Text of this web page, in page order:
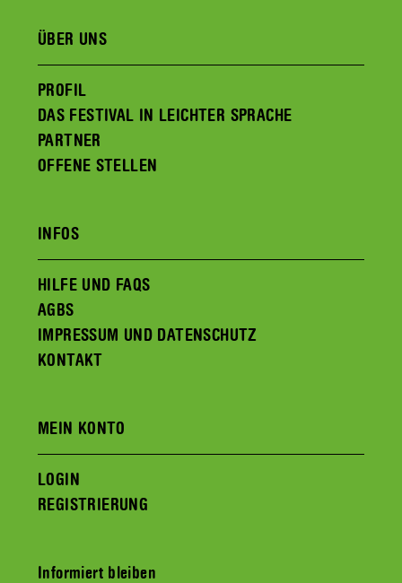
ÜBER UNS
PROFIL
DAS FESTIVAL IN LEICHTER SPRACHE
PARTNER
OFFENE STELLEN
INFOS
HILFE UND FAQS
AGBS
IMPRESSUM UND DATENSCHUTZ
KONTAKT
MEIN KONTO
LOGIN
REGISTRIERUNG
Informiert bleiben